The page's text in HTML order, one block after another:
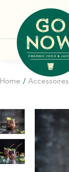
Home / Accessoires